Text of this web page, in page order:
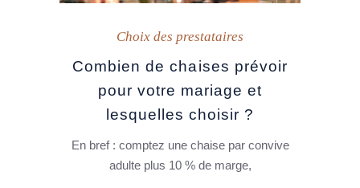
Choix des prestataires
Combien de chaises prévoir
pour votre mariage et
lesquelles choisir ?
En bref : comptez une chaise par convive
adulte plus 10 % de marge,